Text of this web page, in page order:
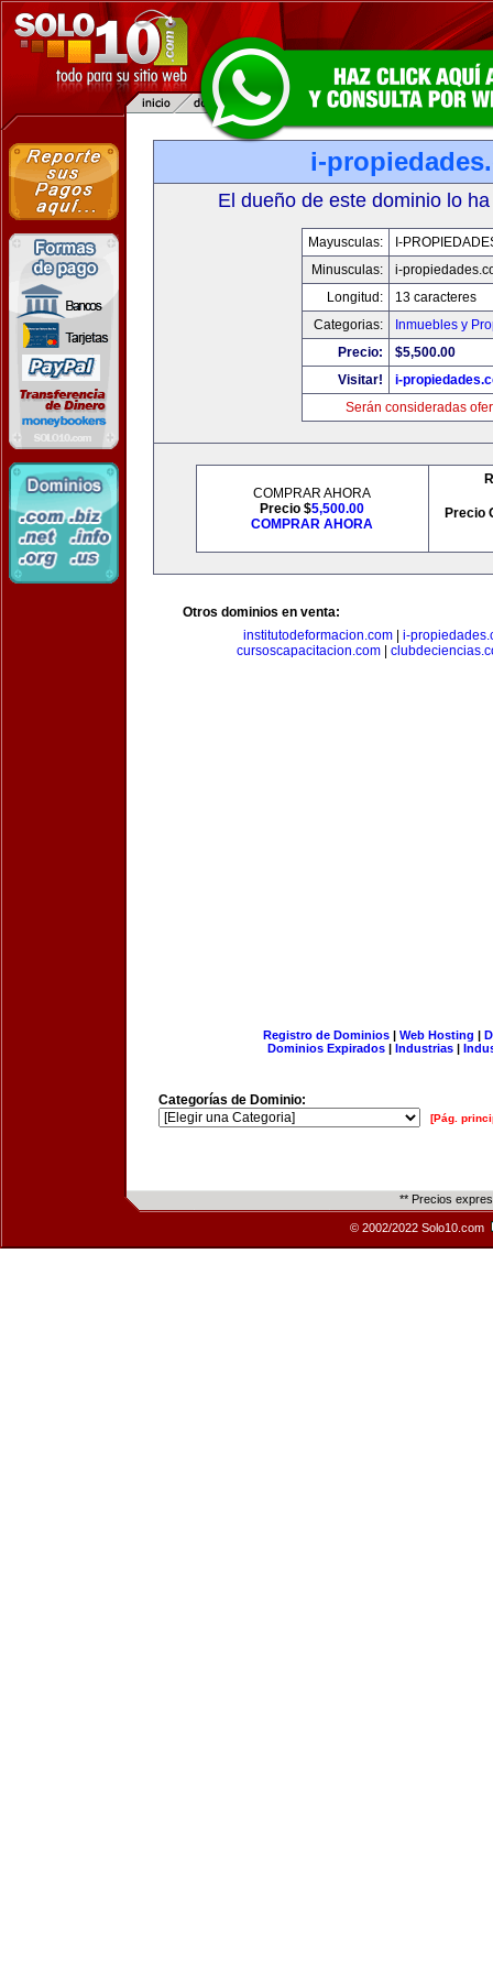
i-
El dueño de este dominio lo
Mayusculas:
I-
Minusculas:
i-
Longitud:
13 caracteres
Categorias:
Inmuebles y
Precio:
$5,500.00
Visitar!
i-
Serán consideradas
COMPRAR AHORA
Precio $5,500.00
COMPRAR AHORA
Precio
Otros dominios en venta:
institutodeformacion.com
i-
cursoscapacitacion.com|
Registro de Dominios| Web Hosting |
Dominios Expirados | Industrias |
Categorías de Dominio:
[Pág.
** Precios
© 2002/2022 Solo10.com